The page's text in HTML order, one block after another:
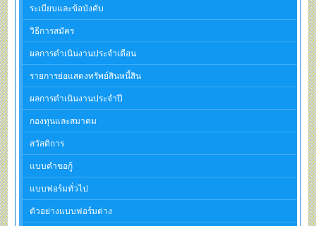
ระเบียบและข้อบังคับ
วิธีการสมัคร
ผลการดำเนินงานประจำเดือน
รายการย่อแสดงทรัพย์สินหนี้สิน
ผลการดำเนินงานประจำปี
กองทุนและสมาคม
สวัสดิการ
แบบคำขอกู้
แบบฟอร์มทั่วไป
ตัวอย่างแบบฟอร์มต่าง